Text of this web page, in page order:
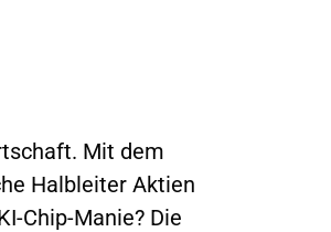
Mit dem
Halbleiter Aktien
Chip-Manie? Die